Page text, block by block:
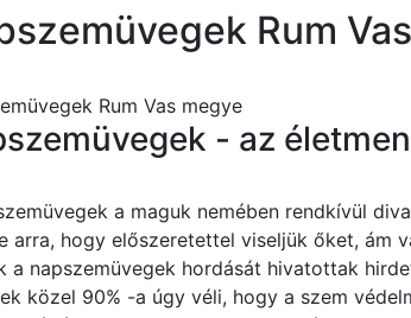
Rum
Rum Vas megye
- az
a maguk nemében rendkívül
arra, hogy előszeretettel viseljük őket, ám
a napszemüvegek hordását hivatottak
közel 90% -a úgy véli, hogy a szem